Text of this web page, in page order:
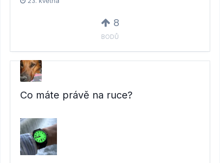
8
BODŮ
Co máte právě na ruce?